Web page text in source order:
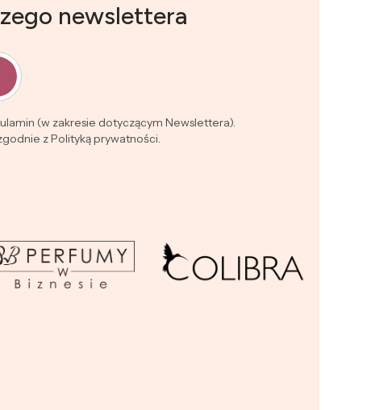
newslettera
(w zakresie dotyczącym Newslettera).
z Polityką prywatności.